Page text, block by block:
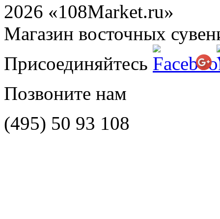
2026 «108Market.ru»
Магазин восточных
Присоединяйтесь
Позвоните нам
(495) 50 93 108